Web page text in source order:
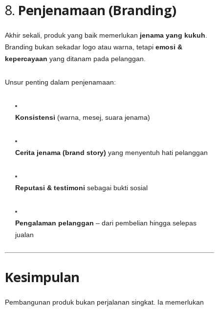
8. Penjenamaan (Branding)
Akhir sekali, produk yang baik memerlukan jenama yang kukuh
Branding bukan sekadar logo atau warna, tetapi emosi &
kepercayaan yang ditanam pada pelanggan.
Unsur penting dalam penjenamaan:
Konsistensi (warna, mesej, suara jenama)
Cerita jenama (brand story) yang menyentuh hati pelanggan
Reputasi & testimoni sebagai bukti sosial
Pengalaman pelanggan – dari pembelian hingga selepas
jualan
Kesimpulan
Pembangunan produk bukan perjalanan singkat. Ia memerlukan